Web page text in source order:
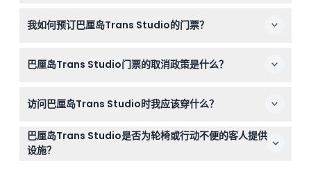
场，但请注意部分游乐设施可能出于安全考虑，有身高或年
我如何预订巴厘岛Trans Studio的门票？
以确保优先入场并确认您所选日期的入园。
巴厘岛Trans Studio门票的取消政策是什么？
请确保您的计划确定后再进行预订。
访问巴厘岛Trans Studio时我应该穿什么？
请穿着休闲舒适的服装，适合步行并享受室内主题公园的游
乐设施。
巴厘岛Trans Studio是否为轮椅或行动不便的客人提供
设施？